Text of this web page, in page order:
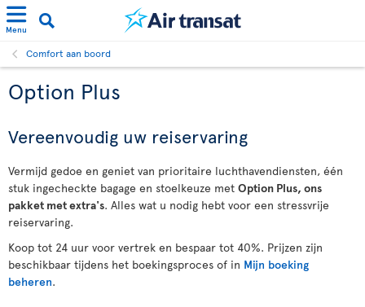
Menu
Comfort aan boord
Option Plus
Vereenvoudig uw reiservaring
Vermijd gedoe en geniet van prioritaire luchthavendiensten, één
stuk ingecheckte bagage en stoelkeuze met Option Plus, ons
pakket met extra's. Alles wat u nodig hebt voor een stressvrije
reiservaring.
Koop tot 24 uur voor vertrek en bespaar tot 40%. Prijzen zijn
beschikbaar tijdens het boekingsproces of in Mijn boeking
beheren.